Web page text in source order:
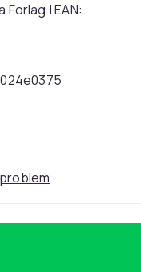
Forlag | EAN: